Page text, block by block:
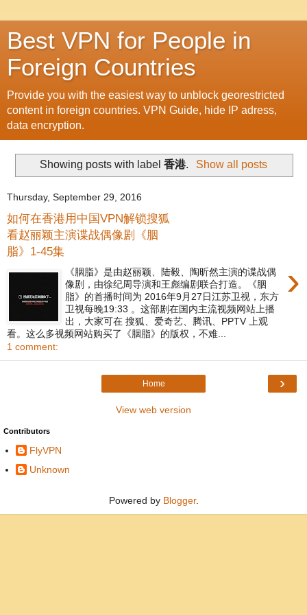
Best VPN for People in
Foreign Countries
Provide you with the easiest way to unblock georestricted
content in foreign countries. VPN Guide, hide IP adress,
data encryption.
Showing posts with label香港. Show all posts
Thursday, September 29, 2016
如何在香港用中国VPN解锁搜狐
看赵丽颖主演谍战偶像剧《胭
脂》1-45集
›
《胭脂》是由赵丽颖、陆毅、陶昕然主演的谍战偶
像剧，由徐纪周导演和王彪编剧联合打造。《胭
脂》的首播时间为 2016年9月27日江苏卫视，东方
卫视每晚19:33 。这部剧在国内主流视频网站上播
出，大家可在 搜狐、爱奇艺、腾讯、PPTV 上观
看。这么多视频网站购买了《胭脂》的版权，不难...
1 comment:
›
Home
View web version
Contributors
FlyVPN
Unknown
Powered by Blogger.